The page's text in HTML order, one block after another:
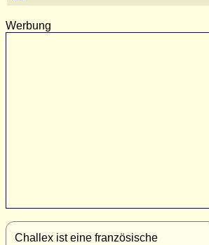
Werbung
Challex ist eine französische